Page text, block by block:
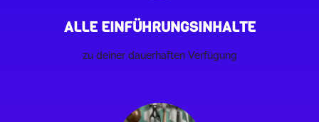
ALLE EINFÜHRUNGSINHALTE
zu deiner dauerhaften Verfügung